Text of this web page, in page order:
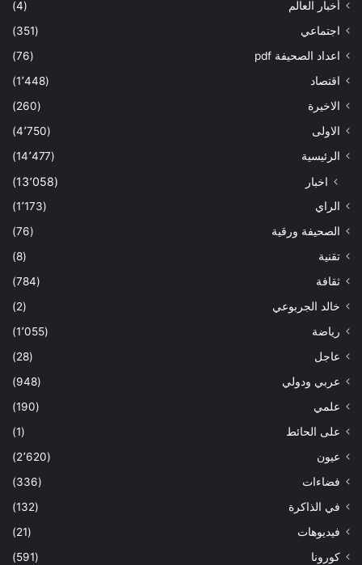
أخبار العالم
(4)
اجتماعي
(351)
اعداد الصحيفة pdf
(76)
اقتصاد
(1٬448)
الاخيرة
(260)
الاولى
(4٬750)
الرئيسية
(14٬477)
اخبار (13٬058)
الراي
(1٬173)
الصحيفة ورقية
(76)
تقنية
(8)
ثقافة
(784)
خالد الجربوعي
(2)
رياضة
(1٬055)
عاجل
(28)
عربي ودولي
(948)
علمي
(190)
على الحائط
(1)
عيون
(2٬620)
فضاءات
(336)
في الذاكرة
(132)
فيديوهات
(21)
كورونا
(591)